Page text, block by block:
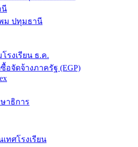
นี
ม ปทุมธานี
รงเรียน ธ.ค.
อจัดจ้างภาครัฐ (EGP)
าธิการ
ทศโรงเรียน